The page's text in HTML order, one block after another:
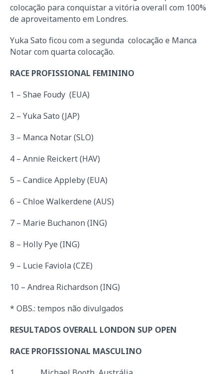
colocação para conquistar a vitória overall com 100%
de aproveitamento em Londres.
Yuka Sato ficou com a segunda colocação e Manca
Notar com quarta colocação.
RACE PROFISSIONAL FEMININO
1 – Shae Foudy (EUA)
2 – Yuka Sato (JAP)
3 – Manca Notar (SLO)
4 – Annie Reickert (HAV)
5 – Candice Appleby (EUA)
6 – Chloe Walkerdene (AUS)
7 – Marie Buchanon (ING)
8 – Holly Pye (ING)
9 – Lucie Faviola (CZE)
10 – Andrea Richardson (ING)
* OBS.: tempos não divulgados
RESULTADOS OVERALL LONDON SUP OPEN
RACE PROFISSIONAL MASCULINO